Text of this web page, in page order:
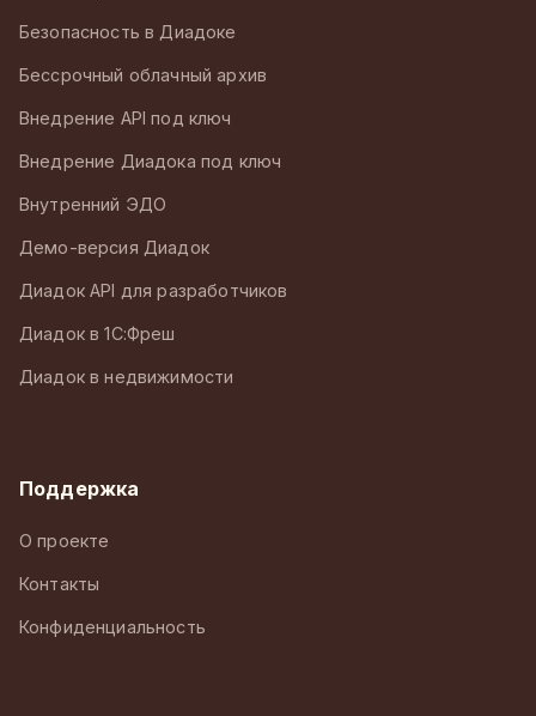
Безопасность в Диадоке
Бессрочный облачный архив
Внедрение API под ключ
Внедрение Диадока под ключ
Внутренний ЭДО
Демо-версия Диадок
Диадок API для разработчиков
Диадок в 1С:Фреш
Диадок в недвижимости
Поддержка
О проекте
Контакты
Конфиденциальность